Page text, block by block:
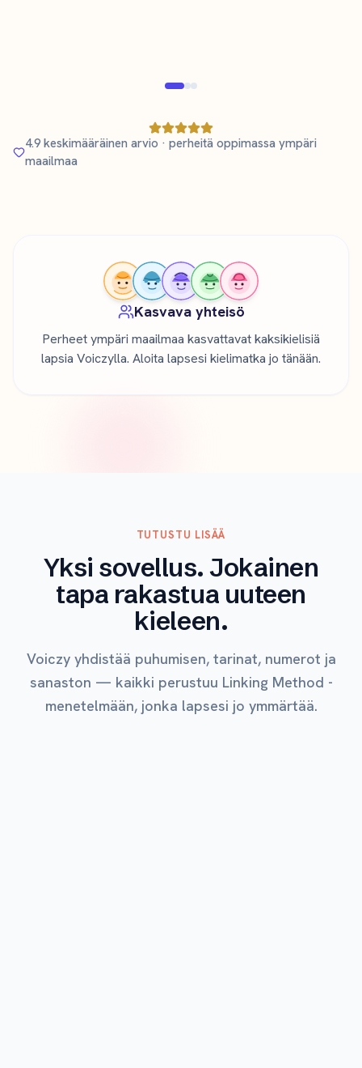
4.9 keskimääräinen arvio · perheitä oppimassa ympäri
maailmaa
Kasvava yhteisö
Perheet ympäri maailmaa kasvattavat kaksikielisiä
lapsia Voiczylla. Aloita lapsesi kielimatka jo tänään.
TUTUSTU LISÄÄ
Yksi sovellus. Jokainen
tapa rakastua uuteen
kieleen.
Voiczy yhdistää puhumisen, tarinat, numerot ja
sanaston — kaikki perustuu Linking Method -
menetelmään, jonka lapsesi jo ymmärtää.